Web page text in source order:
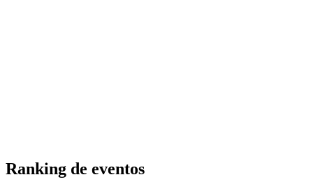
Ranking de eventos